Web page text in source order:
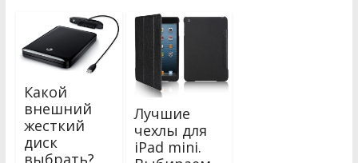
Какой
внешний
жесткий
диск
выбрать?
Лучшие
чехлы для
iPad mini.